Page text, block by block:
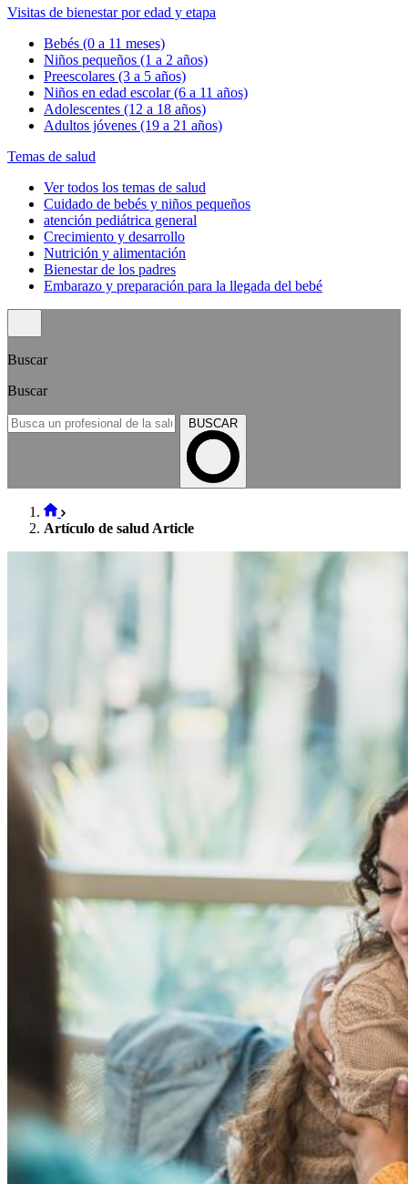
Visitas de bienestar por edad y etapa
Bebés (0 a 11 meses)
Niños pequeños (1 a 2 años)
Preescolares (3 a 5 años)
Niños en edad escolar (6 a 11 años)
Adolescentes (12 a 18 años)
Adultos jóvenes (19 a 21 años)
Temas de salud
Ver todos los temas de salud
Cuidado de bebés y niños pequeños
atención pediátrica general
Crecimiento y desarrollo
Nutrición y alimentación
Bienestar de los padres
Embarazo y preparación para la llegada del bebé
Buscar
Buscar
BUSCAR
Artículo de salud Article